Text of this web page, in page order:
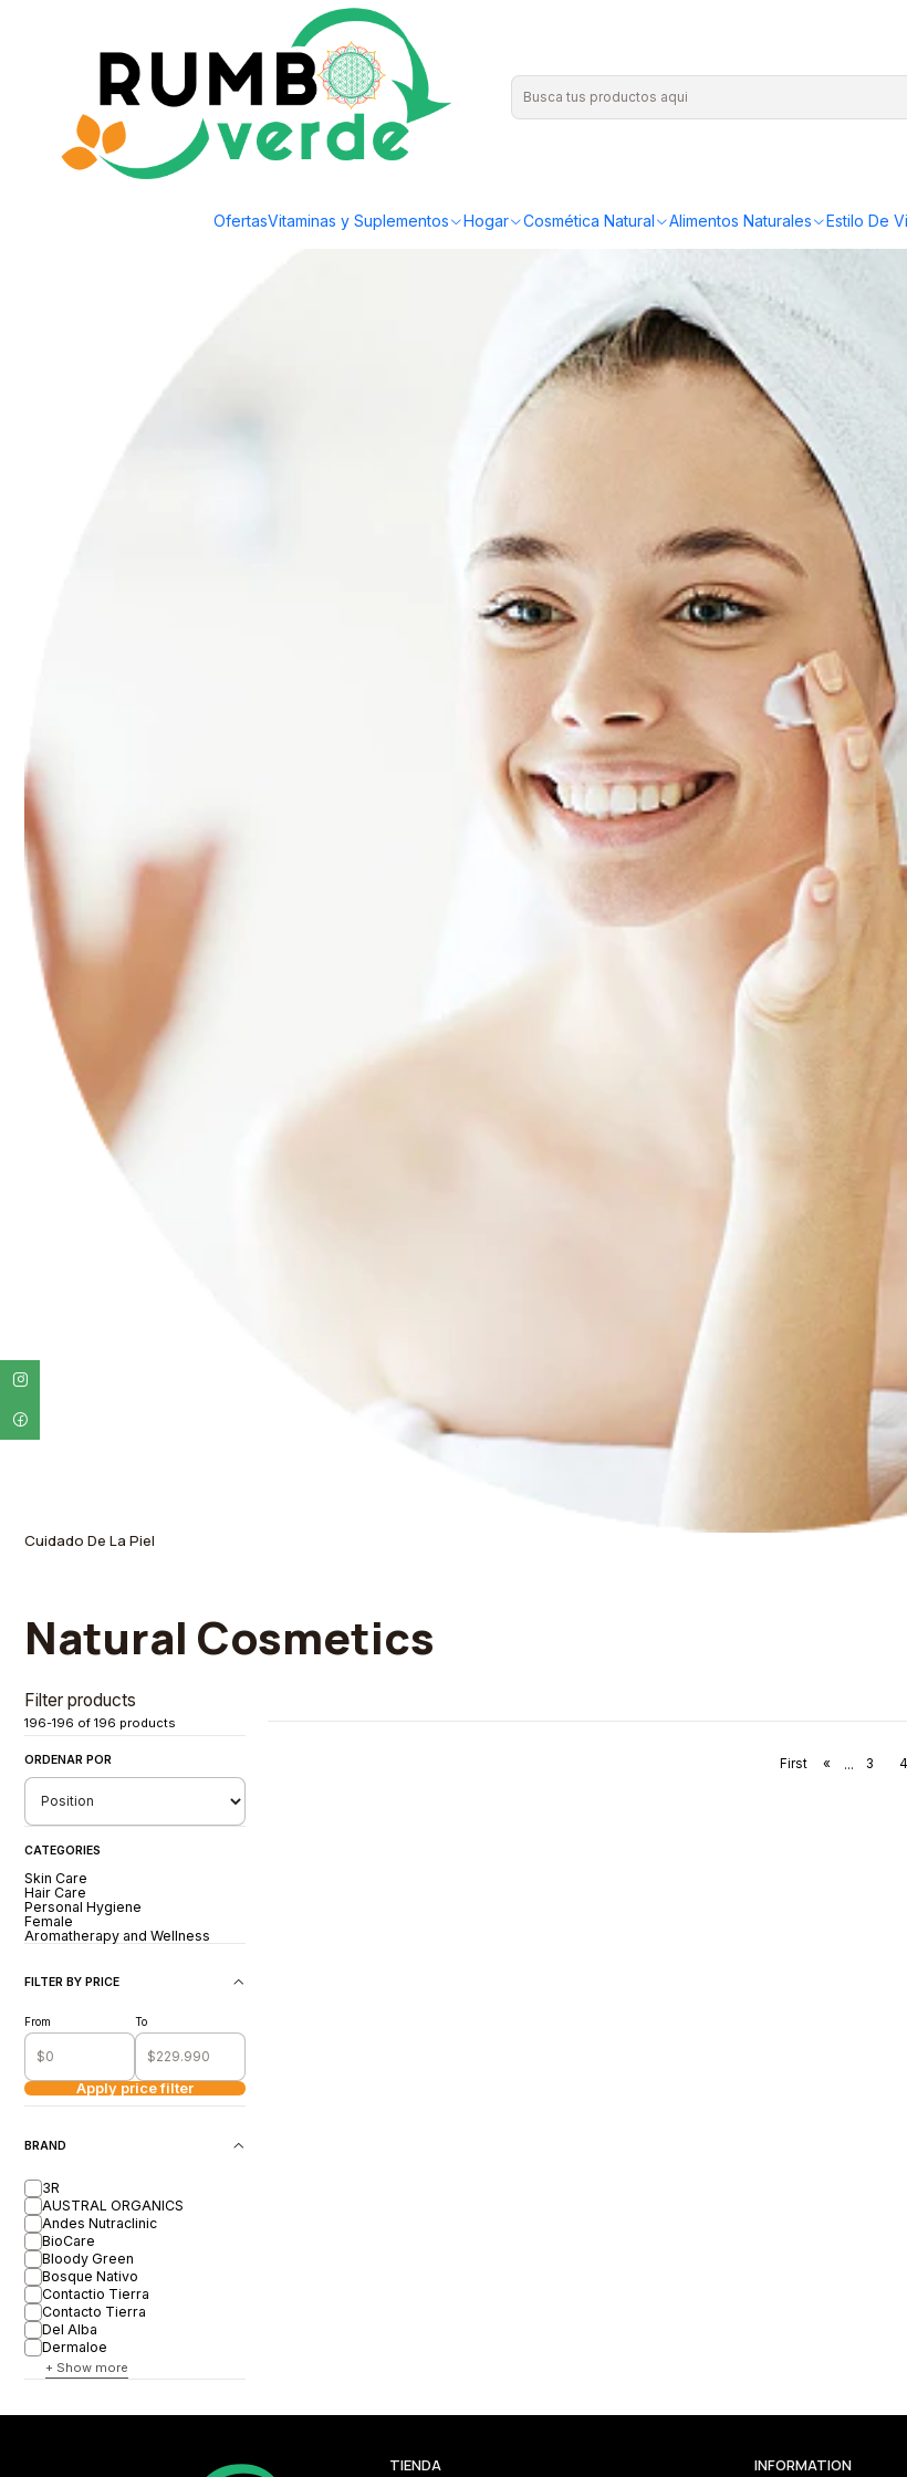
OfertasVitaminas y Suplementos Hogar Cosmética Natural Alimentos Naturales Estilo De
Envío gratis por compras sobre los 59.990 en la provincia de Santiago
Natural Cosmetics
Cuidado De La Piel
Natural Cosmetics
Filter products
196-196 of 196 products
ORDENAR POR
CATEGORIES
Skin Care
Hair Care
Personal Hygiene
Female
Aromatherapy and Wellness
FILTER BY PRICE
From To
Apply price filter
BRAND
3R
AUSTRAL ORGANICS
Andes Nutraclinic
BioCare
Bloody Green
Bosque Nativo
Contactio Tierra
Contacto Tierra
Del Alba
Dermaloe
+ Show more
First « ... 3 4
TIENDA INFORMATION